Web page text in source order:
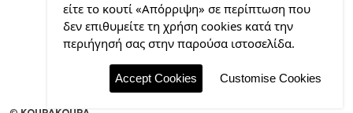
είτε το κουτί «Απόρριψη» σε περίπτωση που
δεν επιθυμείτε τη χρήση cookies κατά την
περιήγησή σας στην παρούσα ιστοσελίδα.
Accept Cookies Customise Cookies